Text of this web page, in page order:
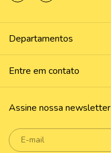
Departamentos
Entre em contato
Assine nossa newsletter